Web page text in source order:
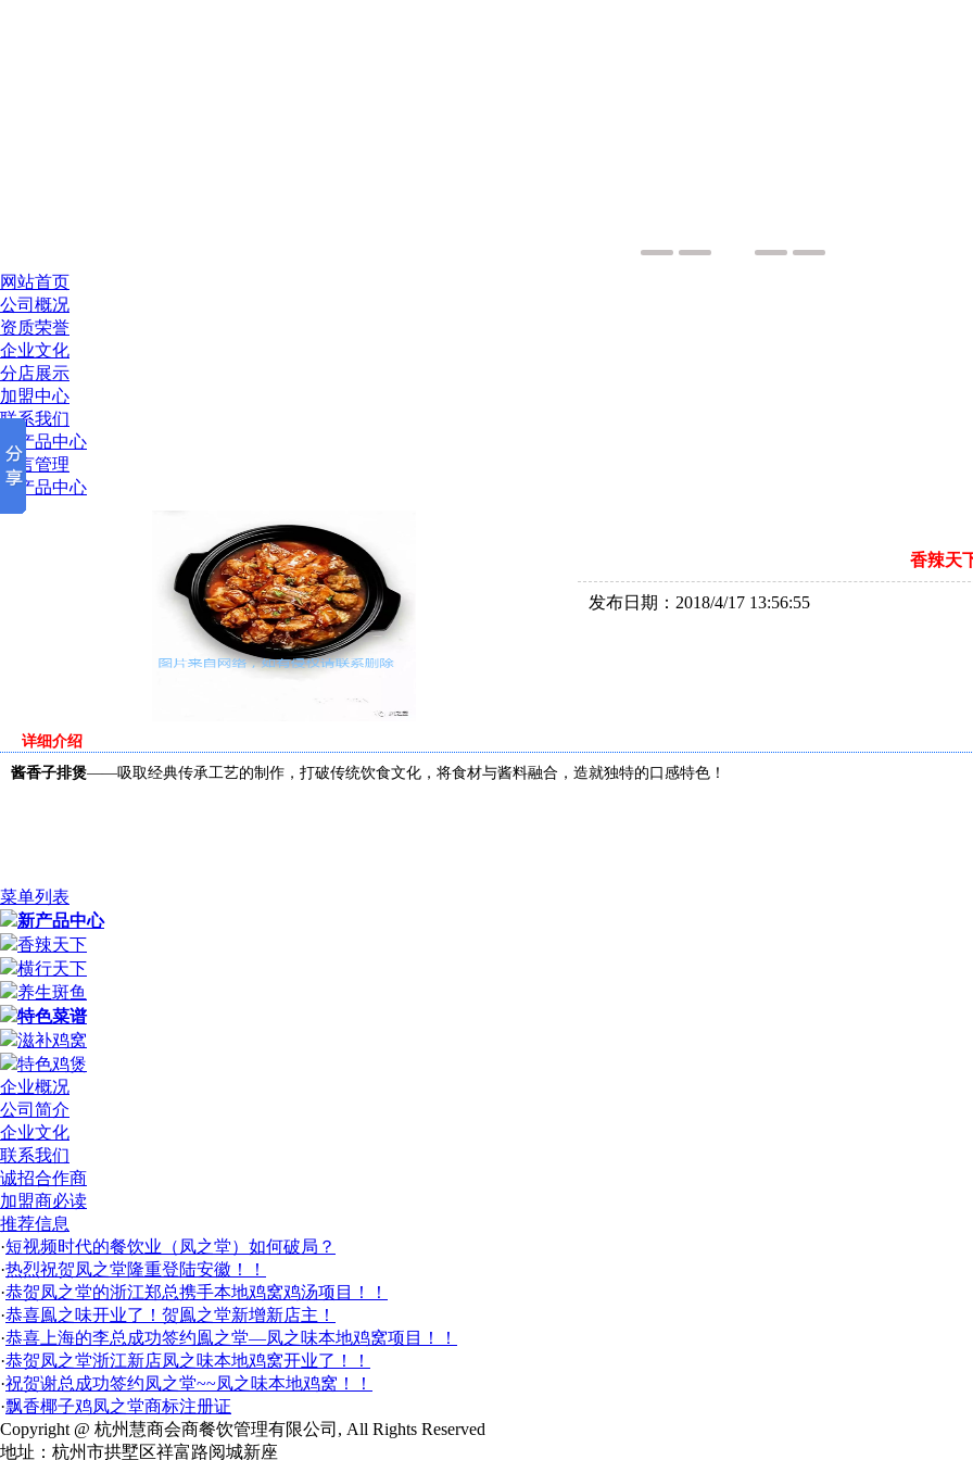
网站首页
公司概况
资质荣誉
企业文化
分店展示
加盟中心
联系我们
新产品中心
留言管理
新产品中心
香辣天
发布日期：2018/4/17 13:56:55
详细介绍
酱香子排煲——吸取经典传承工艺的制作，打破传统饮食文化，将食材与酱料融合，造就独特的口感特色！
菜单列表
新产品中心
香辣天下
横行天下
养生斑鱼
特色菜谱
滋补鸡窝
特色鸡煲
企业概况
公司简介
企业文化
联系我们
诚招合作商
加盟商必读
推荐信息
·短视频时代的餐饮业（凤之堂）如何破局？
·热烈祝贺凤之堂隆重登陆安徽！！
·恭贺凤之堂的浙江郑总携手本地鸡窝鸡汤项目！！
·恭喜鳯之味开业了！贺鳯之堂新增新店主！
·恭喜上海的李总成功签约鳯之堂—凤之味本地鸡窝项目！！
·恭贺凤之堂浙江新店凤之味本地鸡窝开业了！！
·祝贺谢总成功签约凤之堂~~凤之味本地鸡窝！！
·飘香椰子鸡凤之堂商标注册证
Copyright @ 杭州慧商会商餐饮管理有限公司, All Rights Reserved
地址：杭州市拱墅区祥富路阅城新座